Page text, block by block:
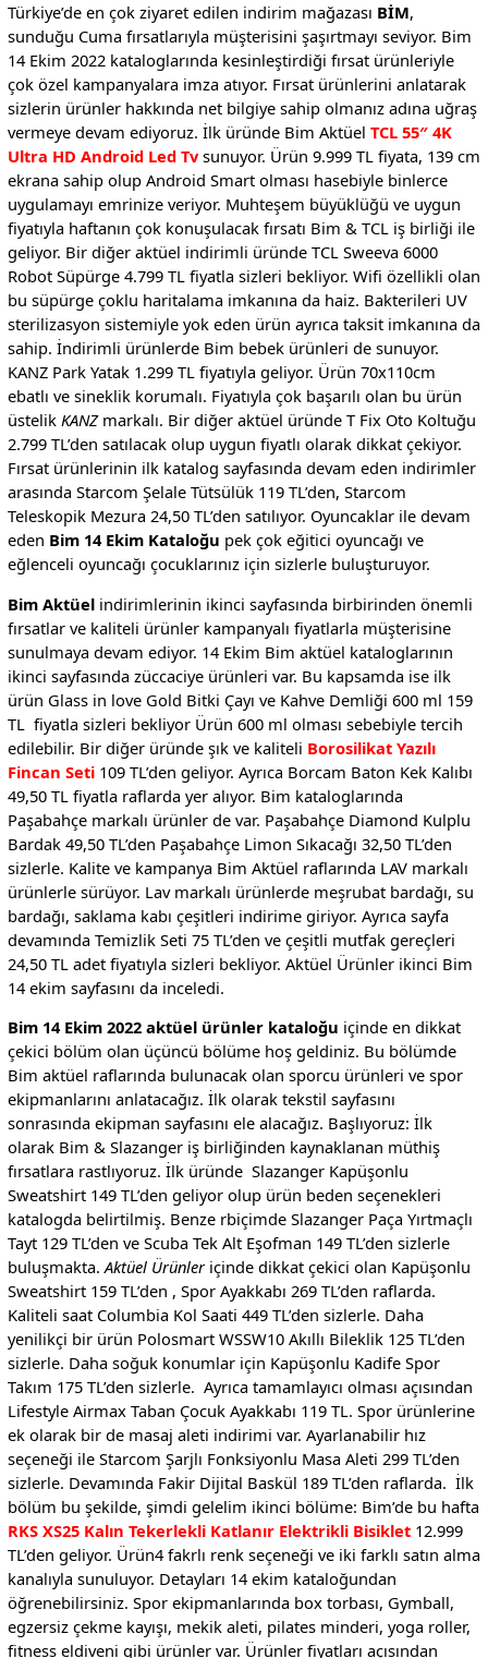
Türkiye’de en çok ziyaret edilen indirim mağazası BİM,
sunduğu Cuma fırsatlarıyla müşterisini şaşırtmayı seviyor. Bim
14 Ekim 2022 kataloglarında kesinleştirdiği fırsat ürünleriyle
çok özel kampanyalara imza atıyor. Fırsat ürünlerini anlatarak
sizlerin ürünler hakkında net bilgiye sahip olmanız adına uğraş
vermeye devam ediyoruz. İlk üründe Bim Aktüel TCL 55″ 4K
Ultra HD Android Led Tv sunuyor. Ürün 9.999 TL fiyata, 139 cm
ekrana sahip olup Android Smart olması hasebiyle binlerce
uygulamayı emrinize veriyor. Muhteşem büyüklüğü ve uygun
fiyatıyla haftanın çok konuşulacak fırsatı Bim & TCL iş birliği ile
geliyor. Bir diğer aktüel indirimli üründe TCL Sweeva 6000
Robot Süpürge 4.799 TL fiyatla sizleri bekliyor. Wifi özellikli olan
bu süpürge çoklu haritalama imkanına da haiz. Bakterileri UV
sterilizasyon sistemiyle yok eden ürün ayrıca taksit imkanına da
sahip. İndirimli ürünlerde Bim bebek ürünleri de sunuyor.
KANZ Park Yatak 1.299 TL fiyatıyla geliyor. Ürün 70x110cm
ebatlı ve sineklik korumalı. Fiyatıyla çok başarılı olan bu ürün
üstelik KANZmarkalı. Bir diğer aktüel üründe T Fix Oto Koltuğu
2.799 TL’den satılacak olup uygun fiyatlı olarak dikkat çekiyor.
Fırsat ürünlerinin ilk katalog sayfasında devam eden indirimler
arasında Starcom Şelale Tütsülük 119 TL’den, Starcom
Teleskopik Mezura 24,50 TL’den satılıyor. Oyuncaklar ile devam
eden Bim 14 Ekim Kataloğu pek çok eğitici oyuncağı ve
eğlenceli oyuncağı çocuklarınız için sizlerle buluşturuyor.
Bim Aktüelindirimlerinin ikinci sayfasında birbirinden önemli
fırsatlar ve kaliteli ürünler kampanyalı fiyatlarla müşterisine
sunulmaya devam ediyor. 14 Ekim Bim aktüel kataloglarının
ikinci sayfasında züccaciye ürünleri var. Bu kapsamda ise ilk
ürün Glass in love Gold Bitki Çayı ve Kahve Demliği 600 ml 159
TL fiyatla sizleri bekliyor Ürün 600 ml olması sebebiyle tercih
edilebilir. Bir diğer üründe şık ve kaliteli Borosilikat Yazılı
Fincan Seti109 TL’den geliyor. Ayrıca Borcam Baton Kek Kalıbı
49,50 TL fiyatla raflarda yer alıyor. Bim kataloglarında
Paşabahçe markalı ürünler de var. Paşabahçe Diamond Kulplu
Bardak 49,50 TL’den Paşabahçe Limon Sıkacağı 32,50 TL’den
sizlerle. Kalite ve kampanya Bim Aktüel raflarında LAV markalı
ürünlerle sürüyor. Lav markalı ürünlerde meşrubat bardağı, su
bardağı, saklama kabı çeşitleri indirime giriyor. Ayrıca sayfa
devamında Temizlik Seti 75 TL’den ve çeşitli mutfak gereçleri
24,50 TL adet fiyatıyla sizleri bekliyor. Aktüel Ürünler ikinci Bim
14 ekim sayfasını da inceledi.
Bim 14 Ekim 2022 aktüel ürünler kataloğu içinde en dikkat
çekici bölüm olan üçüncü bölüme hoş geldiniz. Bu bölümde
Bim aktüel raflarında bulunacak olan sporcu ürünleri ve spor
ekipmanlarını anlatacağız. İlk olarak tekstil sayfasını
sonrasında ekipman sayfasını ele alacağız. Başlıyoruz: İlk
olarak Bim & Slazanger iş birliğinden kaynaklanan müthiş
fırsatlara rastlıyoruz. İlk üründe Slazanger Kapüşonlu
Sweatshirt 149 TL’den geliyor olup ürün beden seçenekleri
katalogda belirtilmiş. Benze rbiçimde Slazanger Paça Yırtmaçlı
Tayt 129 TL’den ve Scuba Tek Alt Eşofman 149 TL’den sizlerle
buluşmakta.Aktüel Ürünleriçinde dikkat çekici olan Kapüşonlu
Sweatshirt 159 TL’den , Spor Ayakkabı 269 TL’den raflarda.
Kaliteli saat Columbia Kol Saati 449 TL’den sizlerle. Daha
yenilikçi bir ürün Polosmart WSSW10 Akıllı Bileklik 125 TL’den
sizlerle. Daha soğuk konumlar için Kapüşonlu Kadife Spor
Takım 175 TL’den sizlerle. Ayrıca tamamlayıcı olması açısından
Lifestyle Airmax Taban Çocuk Ayakkabı 119 TL. Spor ürünlerine
ek olarak bir de masaj aleti indirimi var. Ayarlanabilir hız
seçeneği ile Starcom Şarjlı Fonksiyonlu Masa Aleti 299 TL’den
sizlerle. Devamında Fakir Dijital Baskül 189 TL’den raflarda. İlk
bölüm bu şekilde, şimdi gelelim ikinci bölüme: Bim’de bu hafta
RKS XS25 Kalın Tekerlekli Katlanır Elektrikli Bisiklet 12.999
TL’den geliyor. Ürün4 fakrlı renk seçeneği ve iki farklı satın alma
kanalıyla sunuluyor. Detayları 14 ekim kataloğundan
öğrenebilirsiniz. Spor ekipmanlarında box torbası, Gymball,
egzersiz çekme kayışı, mekik aleti, pilates minderi, yoga roller,
fitness eldiveni gibi ürünler var. Ürünler fiyatları açısından